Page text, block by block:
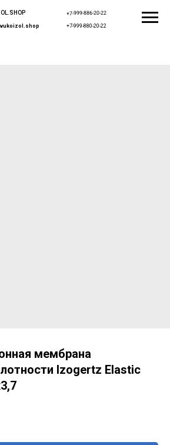
+7-999-880-20-22
+7-999-886-20-22
мембрана
Izogertz Elastic